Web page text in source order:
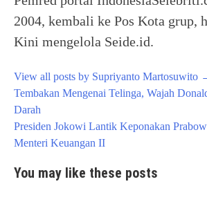
2004, kembali ke Pos Kota grup,
Kini mengelola Seide.id.
View all posts by Supriyanto Martosuwito
Post
navigation
Tembakan Mengenai Telinga, Wajah
Darah
Presiden Jokowi Lantik Keponakan
Menteri Keuangan II
You may like these posts